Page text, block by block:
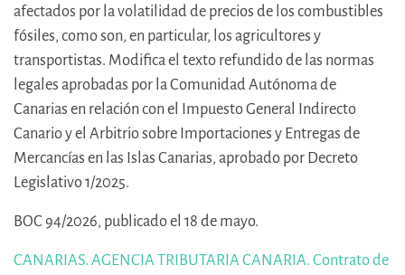
afectados por la volatilidad de precios de los combustibles
fósiles, como son, en particular, los agricultores y
transportistas. Modifica el texto refundido de las normas
legales aprobadas por la Comunidad Autónoma de
Canarias en relación con el Impuesto General Indirecto
Canario y el Arbitrio sobre Importaciones y Entregas de
Mercancías en las Islas Canarias, aprobado por Decreto
Legislativo 1/2025.
BOC 94/2026, publicado el 18 de mayo.
CANARIAS. AGENCIA TRIBUTARIA CANARIA. Contrato de